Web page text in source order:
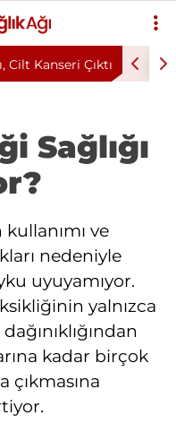
Ameliyattan 60 Baş
Sağlığı
ve
nedeniyle
uyuyamıyor.
yalnızca
kadar birçok
çıkmasına